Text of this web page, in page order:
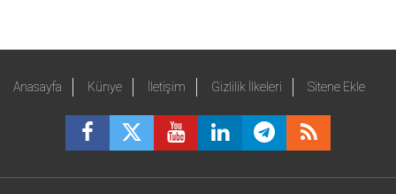
Anasayfa Künye İletişim Gizlilik İlkeleri Sitene Ekle